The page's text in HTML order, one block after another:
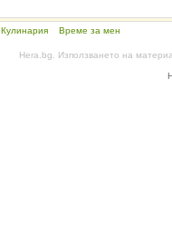
Кулинария Време за мен
Hera.bg. Използването на